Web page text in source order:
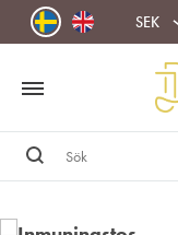
SEK
Sök